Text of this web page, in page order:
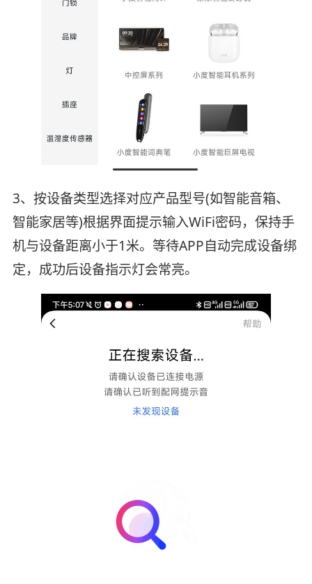
3、按设备类型选择对应产品型号(如智能音箱、
智能家居等)根据界面提示输入WiFi密码，保持手
机与设备距离小于1米。等待APP自动完成设备绑
定，成功后设备指示灯会常亮。